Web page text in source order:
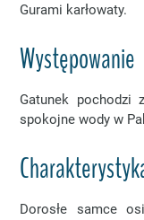
Gurami karłowaty.
Występowanie
Gatunek pochodzi
spokojne wody w
Dorosłe samce